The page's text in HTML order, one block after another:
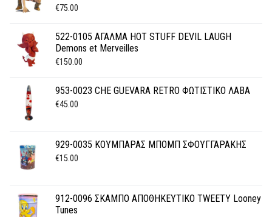
€75.00
522-0105 ΑΓΑΛΜΑ HOT STUFF DEVIL LAUGH
Demons et Merveilles
€150.00
953-0023 CHE GUEVARA RETRO ΦΩΤΙΣΤΙΚΟ ΛΑΒΑ
€45.00
929-0035 ΚΟΥΜΠΑΡΑΣ ΜΠΟΜΠ ΣΦΟΥΓΓΑΡΑΚΗΣ
€15.00
912-0096 ΣΚΑΜΠΟ ΑΠΟΘΗΚΕΥΤΙΚΟ TWEETY Looney
Tunes